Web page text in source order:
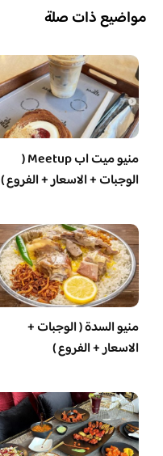
مواضيع ذات صلة
منيو ميت اب Meetup (
الوجبات + الاسعار + الفروع )
منيو السدة ( الوجبات +
الاسعار + الفروع )